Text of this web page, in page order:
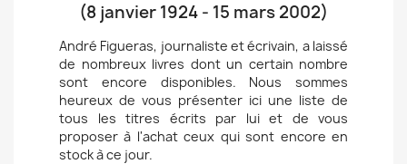
(8 janvier 1924 - 15 mars 2002)
André Figueras, journaliste et écrivain, a laissé
de nombreux livres dont un certain nombre
sont encore disponibles. Nous sommes
heureux de vous présenter ici une liste de
tous les titres écrits par lui et de vous
proposer à l'achat ceux qui sont encore en
stock à ce jour.